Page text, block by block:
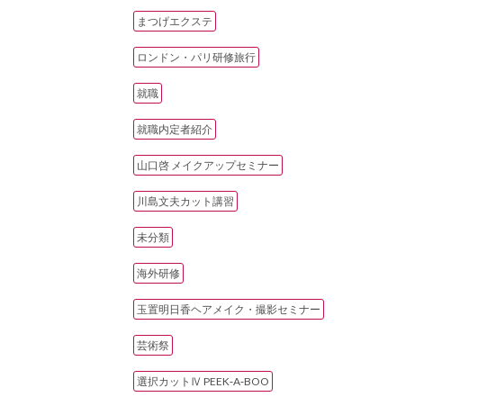
まつげエクステ
ロンドン・パリ研修旅行
就職
就職内定者紹介
山口啓 メイクアップセミナー
川島文夫カット講習
未分類
海外研修
玉置明日香ヘアメイク・撮影セミナー
芸術祭
選択カットⅣ PEEK‐A‐BOO